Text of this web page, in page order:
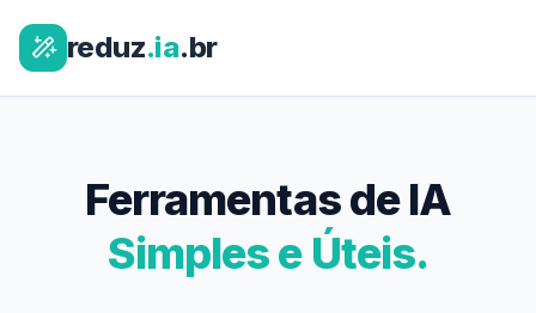
reduz.ia.br
Ferramentas de IA
Simples e Úteis.